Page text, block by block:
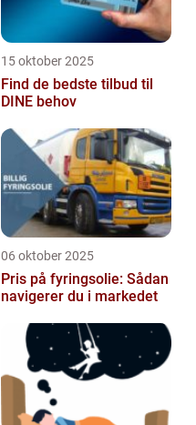
15 oktober 2025
Find de bedste tilbud til
DINE behov
06 oktober 2025
Pris på fyringsolie: Sådan
navigerer du i markedet